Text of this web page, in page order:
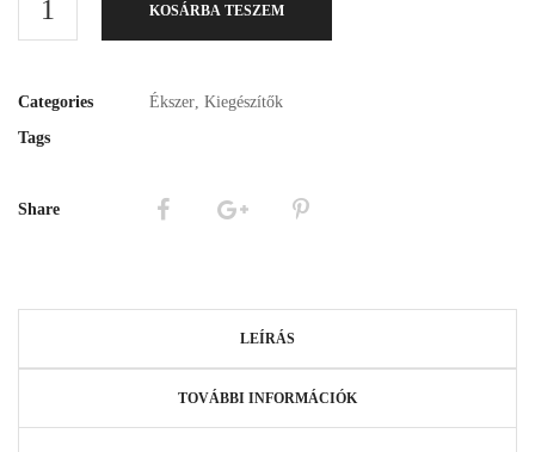
KOSÁRBA TESZEM
Categories Ékszer Kiegészítők
Tags
Share
LEÍRÁS
TOVÁBBI INFORMÁCIÓK